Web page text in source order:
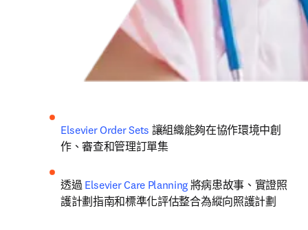
Elsevier Order Sets 讓組織能夠在協作環境中創
作、審查和管理訂單集
透過 Elsevier Care Planning 將病患故事、實證照
護計劃指南和標準化評估整合為縱向照護計劃